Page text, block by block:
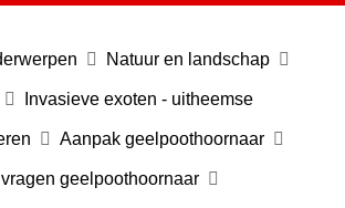
Natuur en landschap
Invasieve exoten - uitheemse
Aanpak geelpoothoornaar
geelpoothoornaar